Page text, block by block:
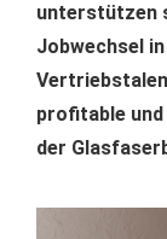
unterstützen
Jobwechsel
profitable
der